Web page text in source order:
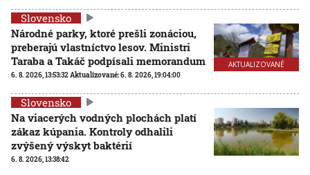
AKTUALIZOVANÉ
Slovensko
Národné parky, ktoré prešli zonáciou,
preberajú vlastníctvo lesov. Ministri
Taraba a Takáč podpísali memorandum
6. 8. 2026, 13:53:32Aktualizované:6. 8. 2026, 19:04:00
Slovensko
Na viacerých vodných plochách platí
zákaz kúpania. Kontroly odhalili
zvýšený výskyt baktérií
6. 8. 2026, 13:38:42